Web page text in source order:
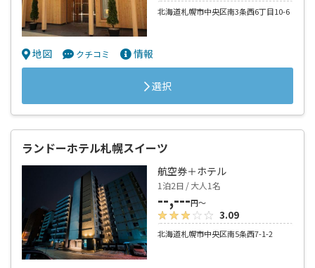
北海道札幌市中央区南3条西6丁目10-6
地図 クチコミ 情報
選択
ランドーホテル札幌スイーツ
航空券＋ホテル
1泊2日 / 大人1名
--,---円～
3.09
北海道札幌市中央区南5条西7-1-2